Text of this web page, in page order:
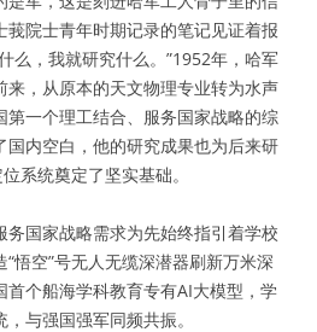
院士青年时期记录的笔记见证着报
么，我就研究什么。”1952年，哈军
来，从原本的天文物理专业转为水声
第一个理工结合、服务国家战略的综
国内空白，他的研究成果也为后来研
系统奠定了坚实基础。
国家战略需求为先始终指引着学校
悟空”号无人无缆深潜器刷新万米深
个船海学科教育专有AI大模型，学
与强国强军同频共振。